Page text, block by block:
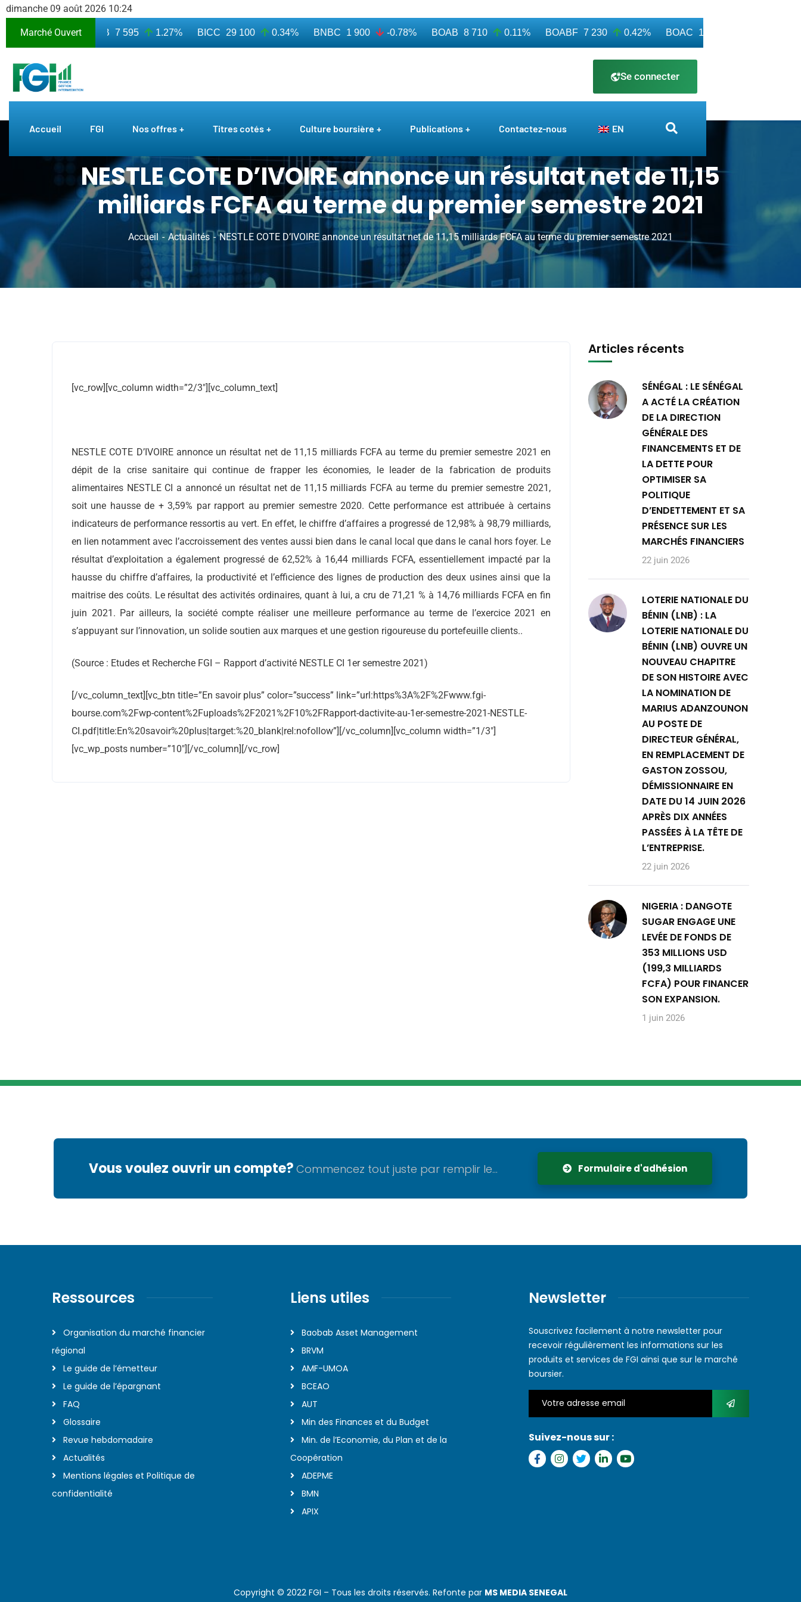
dimanche 09 août 2026 10:24
Marché Ouvert
7.50% BICB 7 595 1.27% BICC 29 100 0.34% BNBC 1 900 -0.78% BOAB 8 710 0.11% BOABF 7 230 0.42% BOAC 11 600
Se connecter
Accueil FGI Nos offres Titres cotés Culture boursière Publications Contactez-nous EN
NESTLE COTE D’IVOIRE annonce un résultat net de 11,15
milliards FCFA au terme du premier semestre 2021
Accueil Actualités NESTLE COTE D’IVOIRE annonce un résultat net de 11,15 milliards FCFA au terme du premier semestre 2021
[vc_row][vc_column width=”2/3″][vc_column_text]
NESTLE COTE D’IVOIRE annonce un résultat net de 11,15 milliards FCFA au terme du premier semestre 2021 en
dépit de la crise sanitaire qui continue de frapper les économies, le leader de la fabrication de produits
alimentaires NESTLE CI a annoncé un résultat net de 11,15 milliards FCFA au terme du premier semestre 2021,
soit une hausse de + 3,59% par rapport au premier semestre 2020. Cette performance est attribuée à certains
indicateurs de performance ressortis au vert. En effet, le chiffre d’affaires a progressé de 12,98% à 98,79 milliards,
en lien notamment avec l’accroissement des ventes aussi bien dans le canal local que dans le canal hors foyer. Le
résultat d’exploitation a également progressé de 62,52% à 16,44 milliards FCFA, essentiellement impacté par la
hausse du chiffre d’affaires, la productivité et l’efficience des lignes de production des deux usines ainsi que la
maitrise des coûts. Le résultat des activités ordinaires, quant à lui, a cru de 71,21 % à 14,76 milliards FCFA en fin
juin 2021. Par ailleurs, la société compte réaliser une meilleure performance au terme de l’exercice 2021 en
s’appuyant sur l’innovation, un solide soutien aux marques et une gestion rigoureuse du portefeuille clients..
(Source : Etudes et Recherche FGI – Rapport d’activité NESTLE CI 1er semestre 2021)
[/vc_column_text][vc_btn title=”En savoir plus” color=”success” link=”url:https%3A%2F%2Fwww.fgi-
bourse.com%2Fwp-content%2Fuploads%2F2021%2F10%2FRapport-dactivite-au-1er-semestre-2021-NESTLE-
CI.pdf|title:En%20savoir%20plus|target:%20_blank|rel:nofollow”][/vc_column][vc_column width=”1/3″]
[vc_wp_posts number=”10″][/vc_column][/vc_row]
Articles récents
SÉNÉGAL : LE SÉNÉGAL
A ACTÉ LA CRÉATION
DE LA DIRECTION
GÉNÉRALE DES
FINANCEMENTS ET DE
LA DETTE POUR
OPTIMISER SA
POLITIQUE
D’ENDETTEMENT ET SA
PRÉSENCE SUR LES
MARCHÉS FINANCIERS
22 juin 2026
LOTERIE NATIONALE DU
BÉNIN (LNB) : LA
LOTERIE NATIONALE DU
BÉNIN (LNB) OUVRE UN
NOUVEAU CHAPITRE
DE SON HISTOIRE AVEC
LA NOMINATION DE
MARIUS ADANZOUNON
AU POSTE DE
DIRECTEUR GÉNÉRAL,
EN REMPLACEMENT DE
GASTON ZOSSOU,
DÉMISSIONNAIRE EN
DATE DU 14 JUIN 2026
APRÈS DIX ANNÉES
PASSÉES À LA TÊTE DE
L’ENTREPRISE.
22 juin 2026
NIGERIA : DANGOTE
SUGAR ENGAGE UNE
LEVÉE DE FONDS DE
353 MILLIONS USD
(199,3 MILLIARDS
FCFA) POUR FINANCER
SON EXPANSION.
1 juin 2026
Vous voulez ouvrir un compte? Commencez tout juste par remplir le... Formulaire d'adhésion
Ressources
Organisation du marché financier
régional
Le guide de l’émetteur
Le guide de l’épargnant
FAQ
Glossaire
Revue hebdomadaire
Actualités
Mentions légales et Politique de
confidentialité
Liens utiles
Baobab Asset Management
BRVM
AMF-UMOA
BCEAO
AUT
Min des Finances et du Budget
Min. de l’Economie, du Plan et de la
Coopération
ADEPME
BMN
APIX
Newsletter
Souscrivez facilement à notre newsletter pour
recevoir régulièrement les informations sur les
produits et services de FGI ainsi que sur le marché
boursier.
Suivez-nous sur :
Copyright © 2022 FGI – Tous les droits réservés. Refonte par MS MEDIA SENEGAL